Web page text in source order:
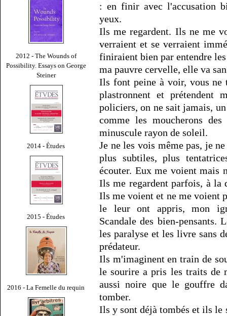
2012 - The Wounds of
Possibility. Essays on George
Steiner
2014 - Études
2015 - Études
2016 - La Femelle du requin
: en finir avec l'accusation
yeux.
Ils me regardent. Ils ne me
verraient et se verraient
finiraient bien par entendre
ma pauvre cervelle, elle va
Ils font peine à voir, vous ne
plastronnent et prétendent
policiers, on ne sait jamais,
comme les moucherons
minuscule rayon de soleil.
Je ne les vois même pas, je
plus subtiles, plus
écouter. Eux me voient mais
Ils me regardent parfois, à la
Ils me voient et ne me voient
le leur ont appris, mon
Scandale des bien-pensants.
les paralyse et les livre sans
prédateur.
Ils m'imaginent en train de
le sourire a pris les traits de
aussi noire que le gouffre
tomber.
Ils y sont déjà tombés et ils le